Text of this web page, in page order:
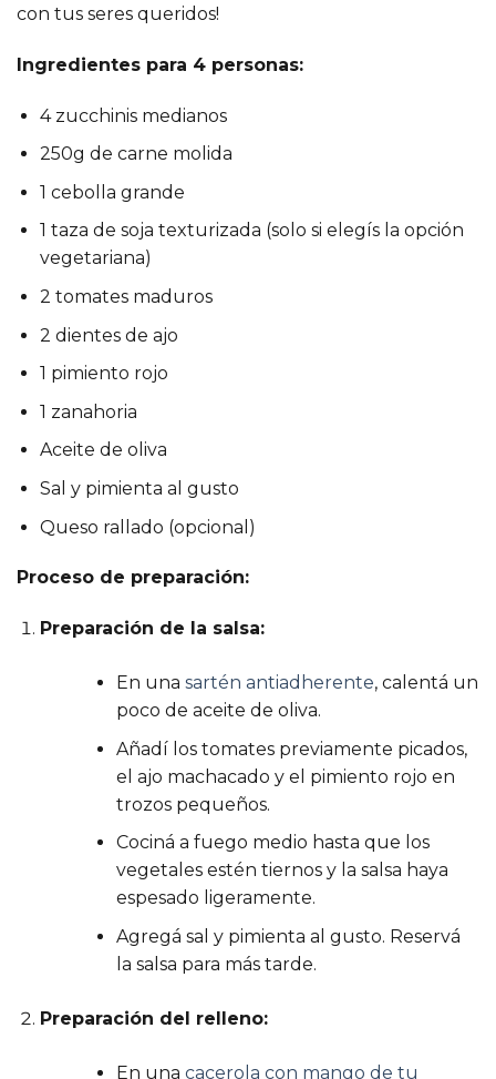
con tus seres queridos!
Ingredientes para 4 personas:
4 zucchinis medianos
250g de carne molida
1 cebolla grande
1 taza de soja texturizada (solo si elegís la opción
vegetariana)
2 tomates maduros
2 dientes de ajo
1 pimiento rojo
1 zanahoria
Aceite de oliva
Sal y pimienta al gusto
Queso rallado (opcional)
Proceso de preparación:
Preparación de la salsa:
En una sartén antiadherente, calentá un
poco de aceite de oliva.
Añadí los tomates previamente picados,
el ajo machacado y el pimiento rojo en
trozos pequeños.
Cociná a fuego medio hasta que los
vegetales estén tiernos y la salsa haya
espesado ligeramente.
Agregá sal y pimienta al gusto. Reservá
la salsa para más tarde.
Preparación del relleno:
En una cacerola con mango de tu